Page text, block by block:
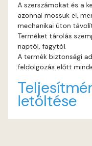
A szerszámokat és a
azonnal mossuk el,
mechanikai úton
Terméket tárolás
naptól, fagytól.
A termék biztonsági
feldolgozás előtt
letöltése